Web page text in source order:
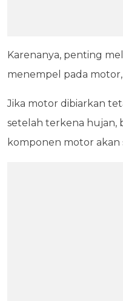
Karenanya, penting
menempel pada
Jika motor dibiarkan
setelah terkena hujan,
komponen motor akan